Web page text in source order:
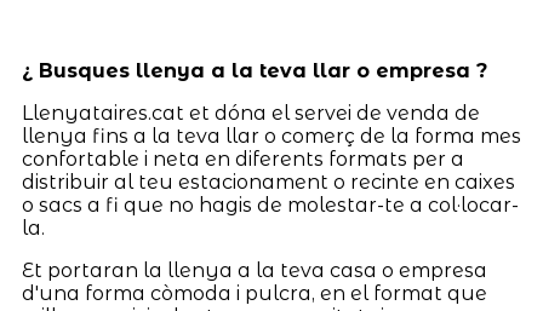
¿ Busques llenya a la teva llar o empresa ?
Llenyataires.cat et dóna el servei de venda de
llenya fins a la teva llar o comerç de la forma mes
confortable i neta en diferents formats per a
distribuir al teu estacionament o recinte en caixes
o sacs a fi que no hagis de molestar-te a col·locar-
la.
Et portaran la llenya a la teva casa o empresa
d'una forma còmoda i pulcra, en el format que